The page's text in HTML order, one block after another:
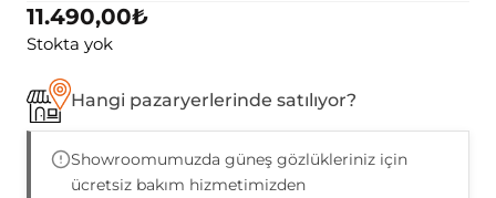
11.490,00₺
Stokta yok
Hangi pazaryerlerinde satılıyor?
Showroomumuzda güneş gözlükleriniz için
ücretsiz bakım hizmetimizden